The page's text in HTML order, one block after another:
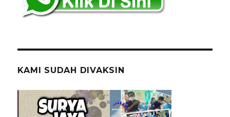
Gold
Tangerang
KAMI SUDAH DIVAKSIN